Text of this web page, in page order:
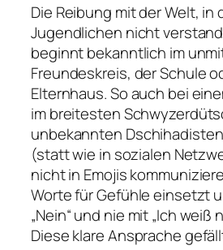
Die Reibung mit der Welt, in
Jugendlichen nicht
beginnt bekanntlich im
Freundeskreis, der Schule
Elternhaus. So auch bei
im breitesten
unbekannten
(statt wie in sozialen
nicht in Emojis
Worte für Gefühle einsetzt
„Nein“ und nie mit „Ich
Diese klare Ansprache